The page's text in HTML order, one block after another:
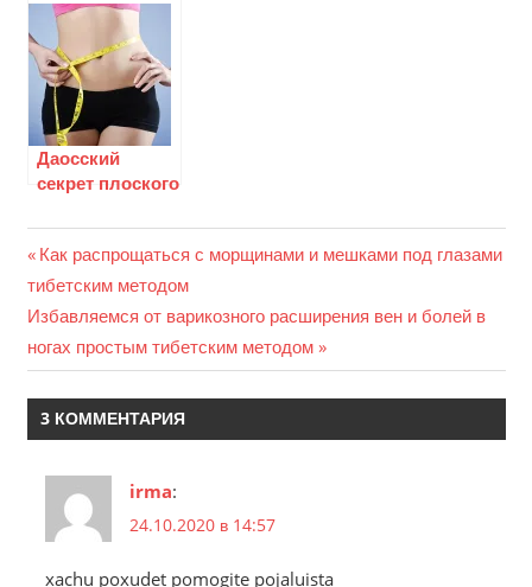
даосское
упражнение
Даосский
секрет плоского
осиной талии
Навигация
по
записям
Previous
Post:
Как распрощаться с морщинами и мешками под глазами
тибетским методом
Next
Post:
Избавляемся от варикозного расширения вен и болей в
ногах простым тибетским методом
3 КОММЕНТАРИЯ
irma:
24.10.2020 в 14:57
xachu poxudet pomogite pojaluista